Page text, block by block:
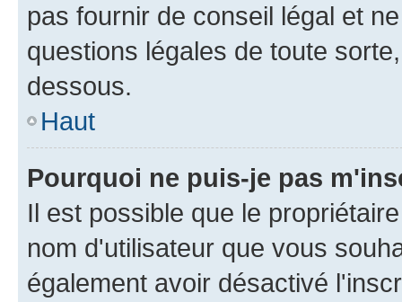
pas fournir de conseil légal et
questions légales de toute
dessous.
Haut
Pourquoi ne puis-je pas
Il est possible que le
nom d'utilisateur que vous
également avoir désactivé